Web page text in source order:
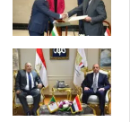
ر
و
ر
ة